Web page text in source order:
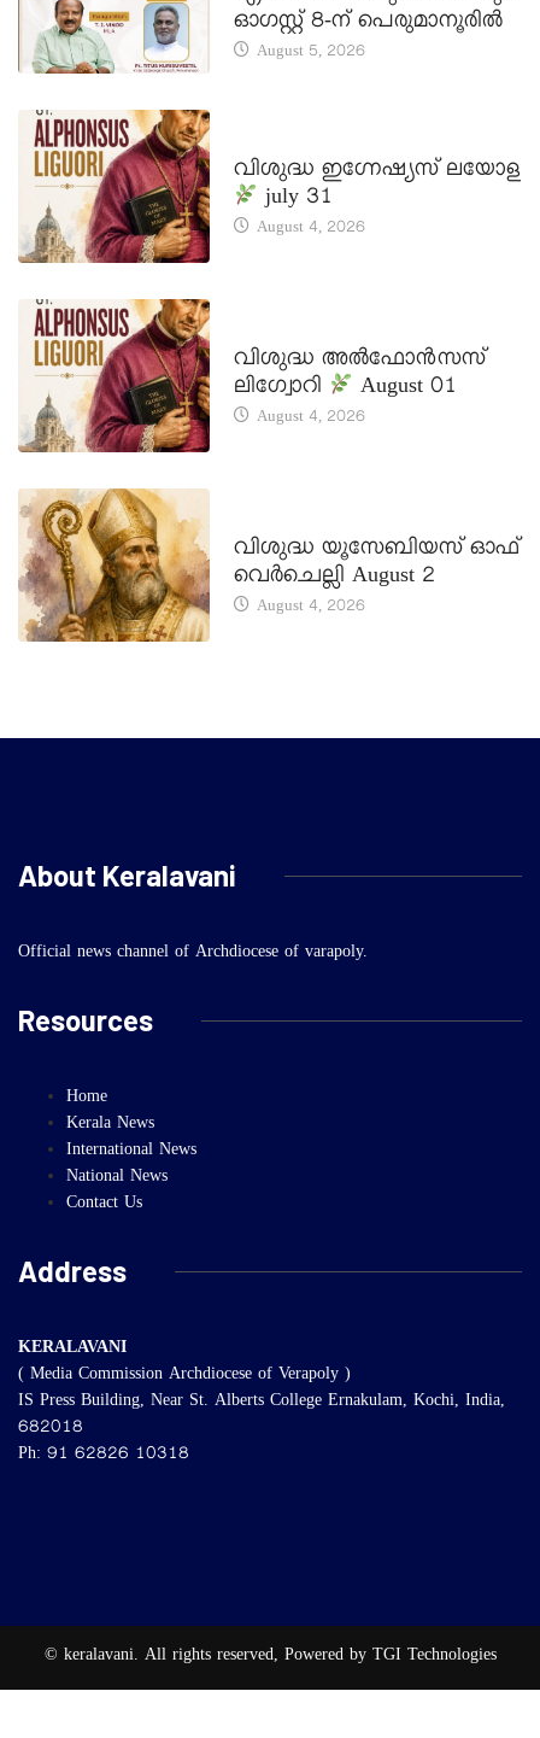
ഓഗസ്റ്റ് 8-ന് പെരുമാനൂരിൽ
August 5, 2026
വിശുദ്ധ ഇഗ്നേഷ്യസ് ലയോള
july 31
August 4, 2026
വിശുദ്ധ അൽഫോൻസസ്
ലിഗ്വോറി
August 01
August 4, 2026
വിശുദ്ധ യൂസേബിയസ് ഓഫ്
വെർചെല്ലി August 2
August 4, 2026
About Keralavani
Official news channel of Archdiocese of varapoly.
Resources
Home
Kerala News
International News
National News
Contact Us
Address
KERALAVANI
( Media Commission Archdiocese of Verapoly )
IS Press Building, Near St. Alberts College Ernakulam, Kochi, India,
682018
Ph: 91 62826 10318
© keralavani. All rights reserved, Powered by TGI Technologies